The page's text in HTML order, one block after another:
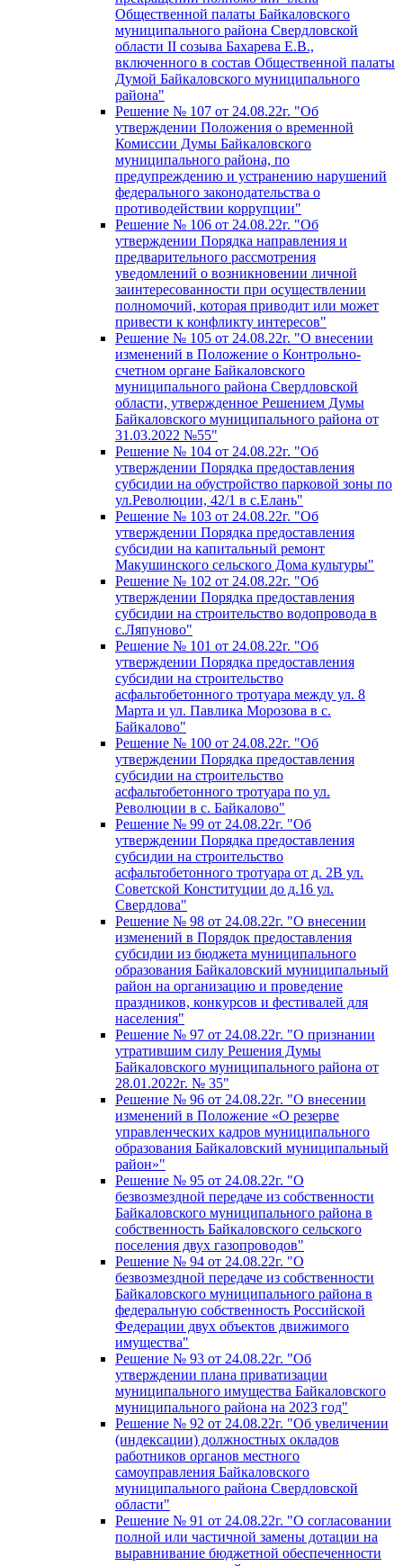
Общественной палаты Байкаловского
муниципального района Свердловской
области II созыва Бахарева Е.В.,
включенного в состав Общественной палаты
Думой Байкаловского муниципального
района"
Решение № 107 от 24.08.22г. "Об
утверждении Положения о временной
Комиссии Думы Байкаловского
муниципального района, по
предупреждению и устранению нарушений
федерального законодательства о
противодействии коррупции"
Решение № 106 от 24.08.22г. "Об
утверждении Порядка направления и
предварительного рассмотрения
уведомлений о возникновении личной
заинтересованности при осуществлении
полномочий, которая приводит или может
привести к конфликту интересов"
Решение № 105 от 24.08.22г. "О внесении
изменений в Положение о Контрольно-
счетном органе Байкаловского
муниципального района Свердловской
области, утвержденное Решением Думы
Байкаловского муниципального района от
31.03.2022 №55"
Решение № 104 от 24.08.22г. "Об
утверждении Порядка предоставления
субсидии на обустройство парковой зоны по
ул.Революции, 42/1 в с.Елань"
Решение № 103 от 24.08.22г. "Об
утверждении Порядка предоставления
субсидии на капитальный ремонт
Макушинского сельского Дома культуры"
Решение № 102 от 24.08.22г. "Об
утверждении Порядка предоставления
субсидии на строительство водопровода в
с.Ляпуново"
Решение № 101 от 24.08.22г. "Об
утверждении Порядка предоставления
субсидии на строительство
асфальтобетонного тротуара между ул. 8
Марта и ул. Павлика Морозова в с.
Байкалово"
Решение № 100 от 24.08.22г. "Об
утверждении Порядка предоставления
субсидии на строительство
асфальтобетонного тротуара по ул.
Революции в с. Байкалово"
Решение № 99 от 24.08.22г. "Об
утверждении Порядка предоставления
субсидии на строительство
асфальтобетонного тротуара от д. 2В ул.
Советской Конституции до д.16 ул.
Свердлова"
Решение № 98 от 24.08.22г. "О внесении
изменений в Порядок предоставления
субсидии из бюджета муниципального
образования Байкаловский муниципальный
район на организацию и проведение
праздников, конкурсов и фестивалей для
населения"
Решение № 97 от 24.08.22г. "О признании
утратившим силу Решения Думы
Байкаловского муниципального района от
28.01.2022г. № 35"
Решение № 96 от 24.08.22г. "О внесении
изменений в Положение «О резерве
управленческих кадров муниципального
образования Байкаловский муниципальный
район»"
Решение № 95 от 24.08.22г. "О
безвозмездной передаче из собственности
Байкаловского муниципального района в
собственность Байкаловского сельского
поселения двух газопроводов"
Решение № 94 от 24.08.22г. "О
безвозмездной передаче из собственности
Байкаловского муниципального района в
федеральную собственность Российской
Федерации двух объектов движимого
имущества"
Решение № 93 от 24.08.22г. "Об
утверждении плана приватизации
муниципального имущества Байкаловского
муниципального района на 2023 год"
Решение № 92 от 24.08.22г. "Об увеличении
(индексации) должностных окладов
работников органов местного
самоуправления Байкаловского
муниципального района Свердловской
области"
Решение № 91 от 24.08.22г. "О согласовании
полной или частичной замены дотации на
выравнивание бюджетной обеспеченности